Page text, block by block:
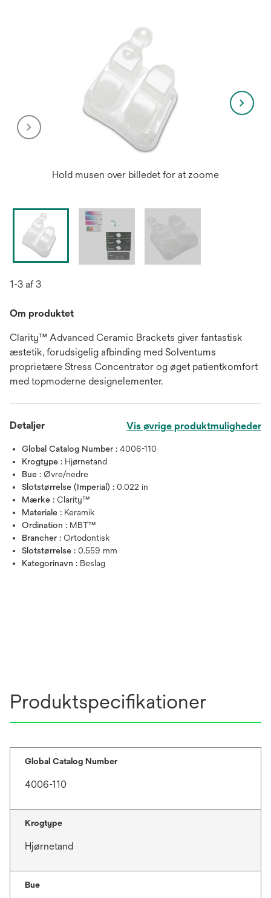
Hold musen over billedet for at zoome
1-3 af 3
Om produktet
Clarity™ Advanced Ceramic Brackets giver fantastisk
æstetik, forudsigelig afbinding med Solventums
proprietære Stress Concentrator og øget patientkomfort
med topmoderne designelementer.
Detaljer Vis øvrige produktmuligheder
Global Catalog Number : 4006-110
Krogtype : Hjørnetand
Bue : Øvre/nedre
Slotstørrelse (Imperial) : 0.022 in
Mærke : Clarity™
Materiale : Keramik
Ordination : MBT™
Brancher : Ortodontisk
Slotstørrelse : 0.559 mm
Kategorinavn : Beslag
Produktspecifikationer
Global Catalog Number
4006-110
Krogtype
Hjørnetand
Bue